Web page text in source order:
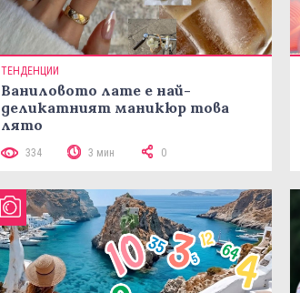
ТЕНДЕНЦИИ
Ваниловото лате е най-
деликатният маникюр това
лято
334 3 мин 0